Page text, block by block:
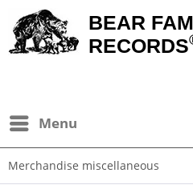
BEAR
RECORDS
Menu
Merchandise miscellaneous